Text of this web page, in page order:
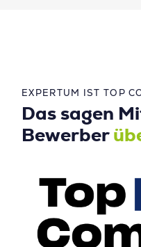
EXPERTUM IST TOP
Das sagen
Bewerber